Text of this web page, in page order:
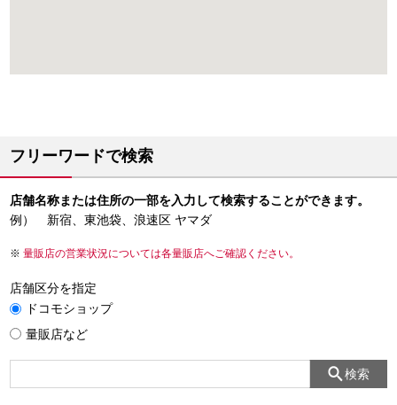
フリーワードで検索
店舗名称または住所の一部を入力して検索することができます。
例） 新宿、東池袋、浪速区 ヤマダ
量販店の営業状況については各量販店へご確認ください。
店舗区分を指定
ドコモショップ
量販店など
検索